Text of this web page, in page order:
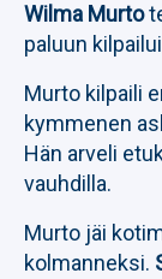
Wilma Murto
paluun
Murto kilpaili
kymmenen
Hän arveli
vauhdilla.
Murto jäi
kolmanneksi.